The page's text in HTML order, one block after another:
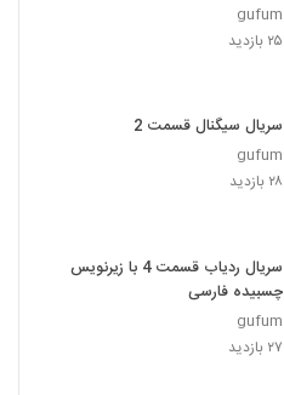
gufum
۲۵ بازدید
سریال سیگنال قسمت 2
gufum
۲۸ بازدید
سریال ردیاب قسمت 4 با زیرنویس
چسبیده فارسی
gufum
۲۷ بازدید